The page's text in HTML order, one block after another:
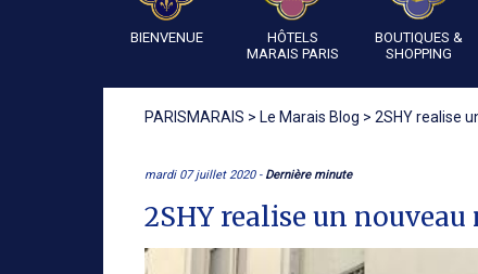
BIENVENUE
HÔTELS
MARAIS PARIS
BOUTIQUES &
SHOPPING
PARISMARAIS > Le Marais Blog > 2SHY realise
mardi 07 juillet 2020 - Dernière minute
2SHY realise un